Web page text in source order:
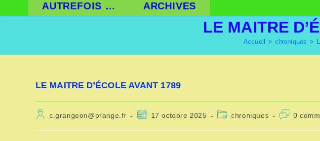
AUTREFOIS …
ARCHIVES
LE MAITRE
Accueil > chroniques >
LE MAITRE D’ÉCOLE AVANT 1789
c.grangeon@orange.fr 17 octobre 2025 chroniques 0